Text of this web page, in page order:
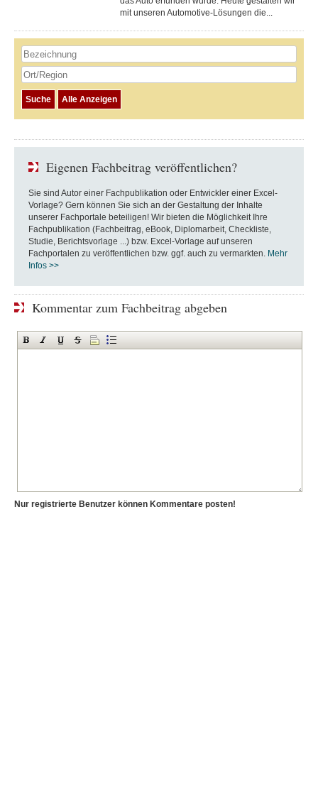
mit unseren Automotive-Lösungen die...
Eigenen Fachbeitrag veröffentlichen?
Sie sind Autor einer Fachpublikation oder Entwickler einer Excel-
Vorlage? Gern können Sie sich an der Gestaltung der Inhalte
unserer Fachportale beteiligen! Wir bieten die Möglichkeit Ihre
Fachpublikation (Fachbeitrag, eBook, Diplomarbeit, Checkliste,
Studie, Berichtsvorlage ...) bzw. Excel-Vorlage auf unseren
Fachportalen zu veröffentlichen bzw. ggf. auch zu vermarkten. Mehr
Infos >>
Kommentar zum Fachbeitrag abgeben
Nur registrierte Benutzer können Kommentare posten!